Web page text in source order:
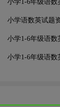
小学1-6年级语数
小学语数英试题
小学1-6年级语数
小学1-6年级语数